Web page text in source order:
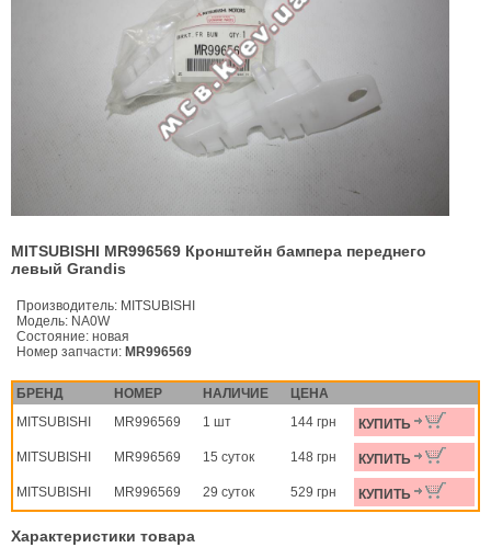
MITSUBISHI MR996569 Кронштейн бампера переднего
левый Grandis
Производитель: MITSUBISHI
Модель: NA0W
Состояние: новая
Номер запчасти: MR996569
БРЕНД НОМЕР НАЛИЧИЕ
ЦЕНА
MITSUBISHI
MR996569 1 шт 144 грн КУПИТЬ
MITSUBISHI MR996569 15 суток 148 грн КУПИТЬ
MITSUBISHI MR996569 29 суток 529 грн КУПИТЬ
Характеристики товара